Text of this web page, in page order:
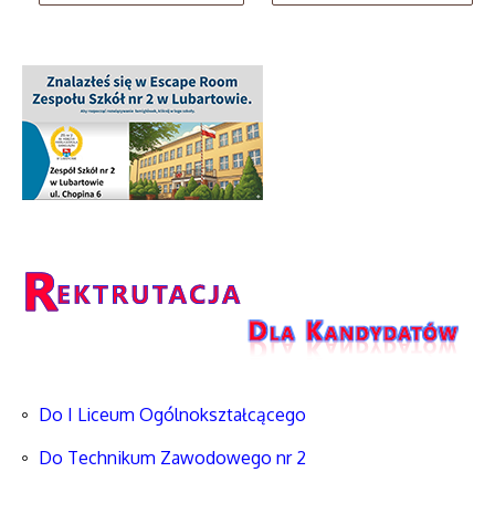
Do I Liceum Ogólnokształcącego
Do Technikum Zawodowego nr 2